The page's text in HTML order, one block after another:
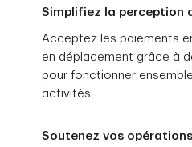
courantes afin que
concentrer sur vos
le plus.
Simplifiez la perception
Acceptez les paiements
en déplacement grâce à
pour fonctionner
activités.
Soutenez vos